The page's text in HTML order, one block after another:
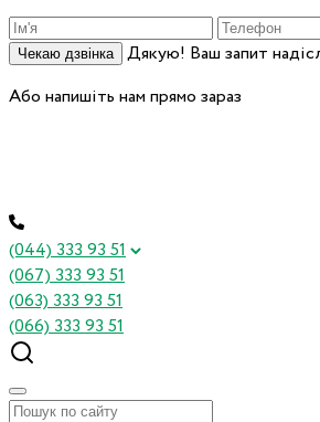
Чекаю дзвінка
Дякую! Ваш запит
Або напишіть нам прямо зараз
(044) 333 93 51
(067) 333 93 51
(063) 333 93 51
(066) 333 93 51